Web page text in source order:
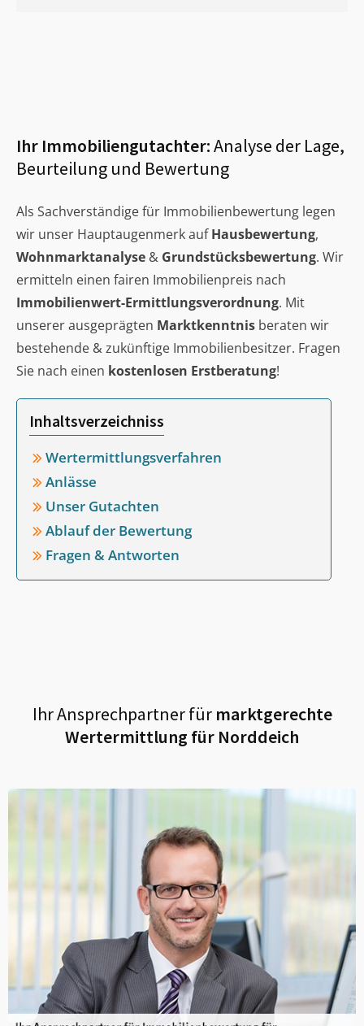
Ihr Immobiliengutachter:Analyse der Lage,
Beurteilung und Bewertung
Als Sachverständige für Immobilienbewertung legen
wir unser Hauptaugenmerk aufHausbewertung,
Wohnmarktanalyse & Grundstücksbewertung. Wir
ermitteln einen fairen Immobilienpreis nach
Immobilienwert-Ermittlungsverordnung. Mit
unserer ausgeprägten Marktkenntnis beraten wir
bestehende & zukünftige Immobilienbesitzer. Fragen
Sie nach einen kostenlosen Erstberatung!
Inhaltsverzeichniss
Wertermittlungsverfahren
Anlässe
Unser Gutachten
Ablauf der Bewertung
Fragen & Antworten
Ihr Ansprechpartner fürmarktgerechte
Wertermittlung für Norddeich